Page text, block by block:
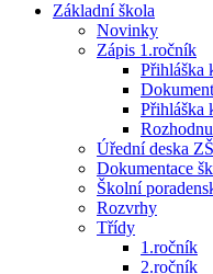
Základní škola
Novinky
Zápis 1.ročník
Přihláška
Přihláška
Úřední deska ZŠ
Dokumentace
Školní
Rozvrhy
Třídy
1.ročník
2.ročník